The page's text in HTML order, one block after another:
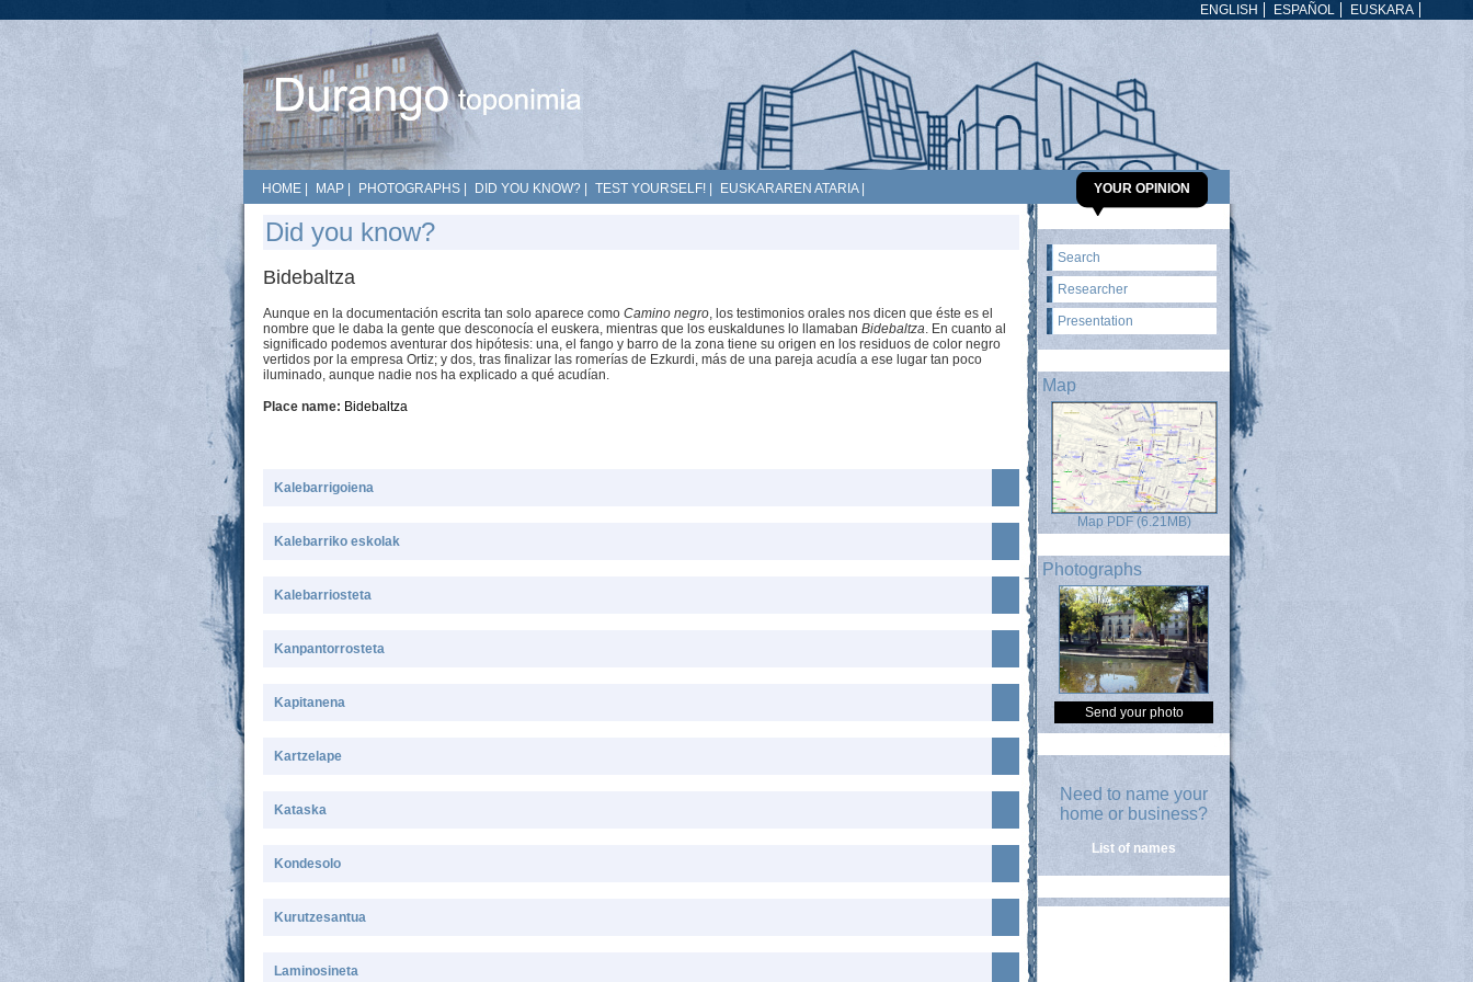
EUSKARA
ESPAÑOL
ENGLISH
HOME MAP PHOTOGRAPHS DID YOU KNOW? TEST YOURSELF! EUSKARAREN ATARIA| YOUR OPINION
Did you know?
Bidebaltza
Aunque en la documentación escrita tan solo aparece como Camino negro, los testimonios orales nos dicen que éste es el
nombre que le daba la gente que desconocía el euskera, mientras que los euskaldunes lo llamaban Bidebaltza. En cuanto al
significado podemos aventurar dos hipótesis: una, el fango y barro de la zona tiene su origen en los residuos de color negro
vertidos por la empresa Ortiz; y dos, tras finalizar las romerías de Ezkurdi, más de una pareja acudía a ese lugar tan poco
iluminado, aunque nadie nos ha explicado a qué acudían.
Place name: Bidebaltza
Kalebarrigoiena
Kalebarriko eskolak
Kalebarriosteta
Kanpantorrosteta
Kapitanena
Kartzelape
Kataska
Kondesolo
Kurutzesantua
Laminosineta
Search
Researcher
Presentation
Map
Map PDF (6.21MB)
Photographs
Send your photo
Need to name your
home or business?
List of names